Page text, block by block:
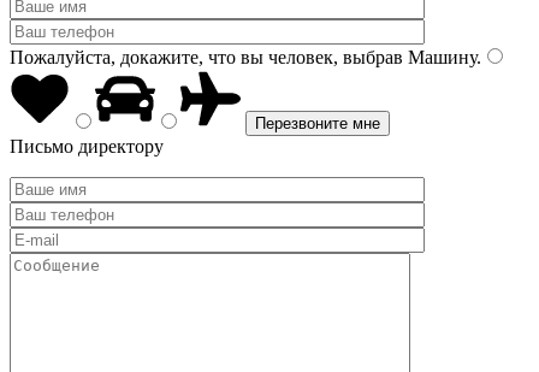
Пожалуйста, докажите, что вы человек, выбрав Машину.
Письмо директору